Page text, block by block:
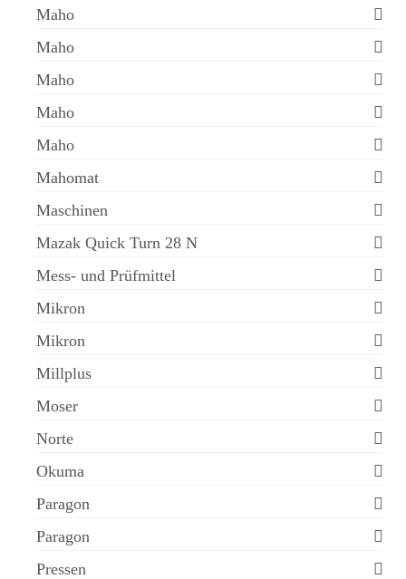
Maho
Maho
Maho
Maho
Maho
Mahomat
Maschinen
Mazak Quick Turn 28 N
Mess- und Prüfmittel
Mikron
Mikron
Millplus
Moser
Norte
Okuma
Paragon
Paragon
Pressen